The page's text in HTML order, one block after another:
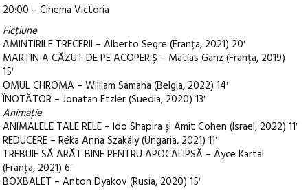
20:00 – Cinema Victoria
Ficțiune
AMINTIRILE TRECERII – Alberto Segre (Franța, 2021) 20′
MARTIN A CĂZUT DE PE ACOPERIȘ – Matías Ganz (Franța, 2019)
15′
OMUL CHROMA – William Samaha (Belgia, 2022) 14′
ÎNOTĂTOR – Jonatan Etzler (Suedia, 2020) 13′
Animație
ANIMALELE TALE RELE – Ido Shapira și Amit Cohen (Israel, 2022) 11′
REDUCERE – Réka Anna Szakály (Ungaria, 2021) 11′
TREBUIE SĂ ARĂT BINE PENTRU APOCALIPSĂ – Ayce Kartal
(Franța, 2021) 6′
BOXBALET – Anton Dyakov (Rusia, 2020) 15′